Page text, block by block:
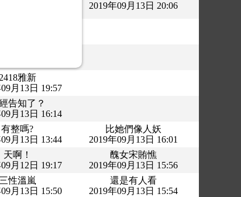
2019年09月13日 20:06
雅新
月13日 19:57
告知了？
月13日 16:14
有整嗎?
月13日 13:44
比她們像人妖
2019年09月13日 16:01
天啊！
月12日 19:17
醜女宋賄憔
2019年09月13日 15:56
性溫嵐
月13日 15:50
還是有人看
2019年09月13日 15:54